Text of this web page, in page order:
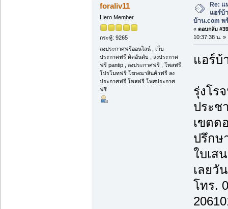
foraliv11
Hero Member
กระทู้: 9265
ลงประกาศฟรีออนไลน์ , เว็บ
ประกาศฟรี ติดอันดับ , ลงประกาศ
ฟรี pantip , ลงประกาศฟรี , โพสฟรี
โปรโมทฟรี โฆษณาสินค้าฟรี ลง
ประกาศฟรี โพสฟรี โพสประกาศ
ฟรี
Re: แ
แอร์บ้
บ้าน.com พ
« ตอบกลับ
10:37:38 น. »
แอร์บ้
รุ่งโร
ประช
เขตด
ปรึกษ
ใบเส
เลยวั
โทร.